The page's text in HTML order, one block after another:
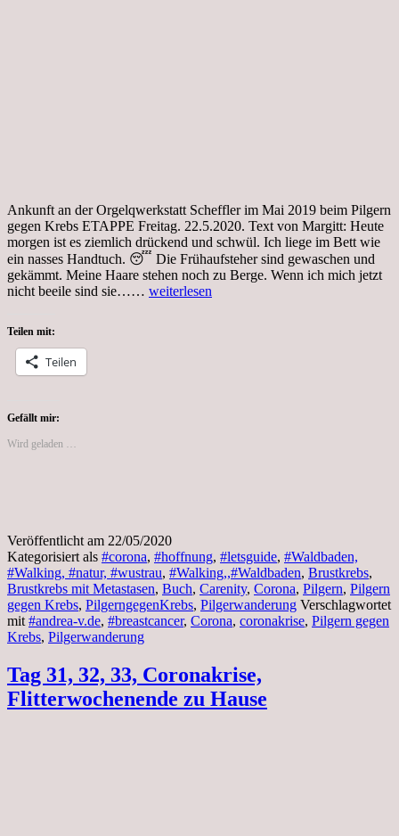
Ankunft an der Orgelqwerkstatt Scheffler im Mai 2019 beim Pilgern
gegen Krebs ETAPPE Freitag. 22.5.2020. Text von Margitt: Heute
morgen ist es ziemlich drückend und schwül. Ich liege im Bett wie
ein nasses Handtuch. 😴 Die Frühaufsteher sind gewaschen und
gekämmt. Meine Haare stehen noch zu Berge. Wenn ich mich jetzt
nicht beeile sind sie…… Tag
weiterlesen
Teilen mit:
Teilen
Gefällt mir:
Wird geladen …
Veröffentlicht am 22/05/2020
Kategorisiert als #corona, #hoffnung, #letsguide, #Waldbaden,
#Walking, #natur, #wustrau, #Walking,,#Waldbaden, Brustkrebs,
Brustkrebs mit Metastasen, Buch, Carenity, Corona, Pilgern, Pilgern
gegen Krebs, PilgerngegenKrebs, Pilgerwanderung Verschlagwortet
mit #andrea-v.de, #breastcancer, Corona, coronakrise, Pilgern gegen
Krebs, Pilgerwanderung
Tag 31, 32, 33, Coronakrise,
Flitterwochenende zu Hause